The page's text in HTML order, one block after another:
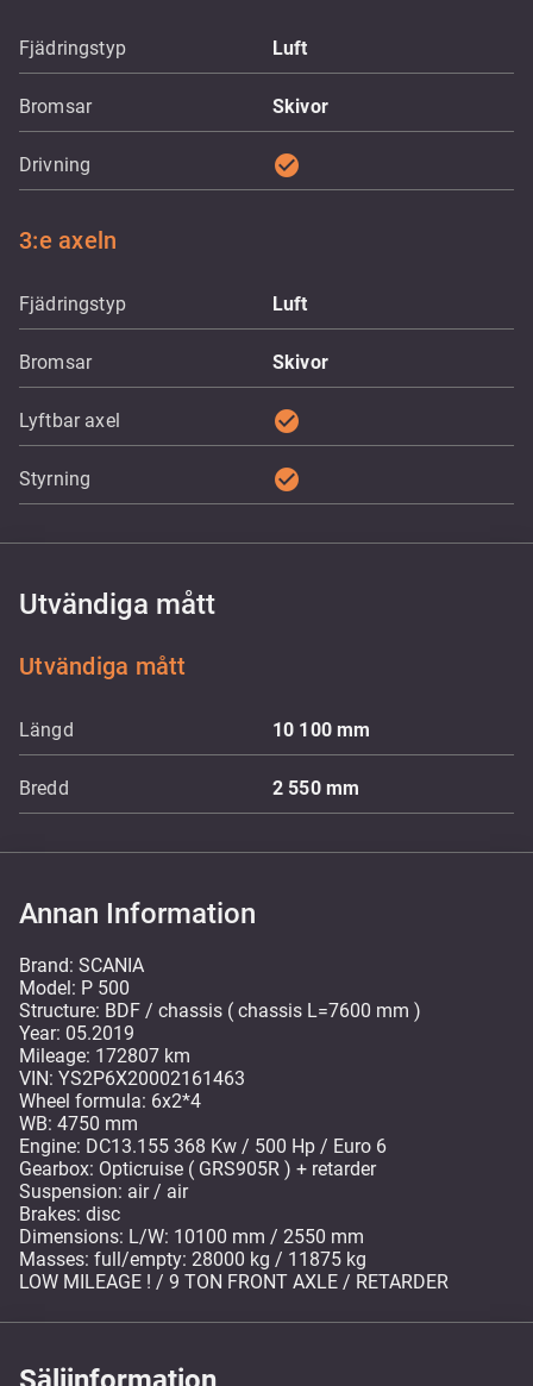
Fjädringstyp Luft
Bromsar Skivor
Drivning check_circle
3:e axeln
Fjädringstyp Luft
Bromsar Skivor
Lyftbar axel check_circle
Styrning check_circle
Utvändiga mått
Utvändiga mått
Längd 10 100mm
Bredd 2 550 mm
Annan Information
Brand: SCANIA
Model: P 500
Structure: BDF / chassis ( chassis L=7600 mm )
Year: 05.2019
Mileage: 172807 km
VIN: YS2P6X20002161463
Wheel formula: 6x2*4
WB: 4750 mm
Engine: DC13.155 368 Kw / 500 Hp / Euro 6
Gearbox: Opticruise ( GRS905R ) + retarder
Suspension: air / air
Brakes: disc
Dimensions: L/W: 10100 mm / 2550 mm
Masses: full/empty: 28000 kg / 11875 kg
LOW MILEAGE ! / 9 TON FRONT AXLE / RETARDER